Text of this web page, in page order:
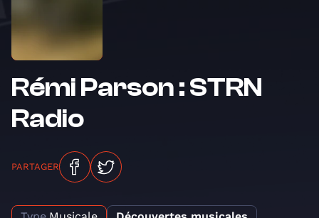
Rémi Parson : STRN
Radio
PARTAGER